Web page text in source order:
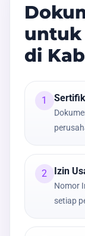
untuk
di
1
2 Izin
Nomor
setiap